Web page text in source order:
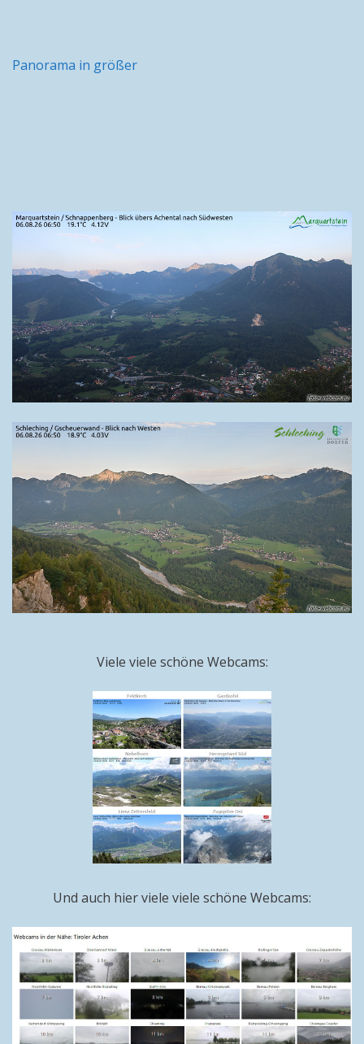
Panorama in größer
Viele viele schöne Webcams:
Und auch hier viele viele schöne Webcams: